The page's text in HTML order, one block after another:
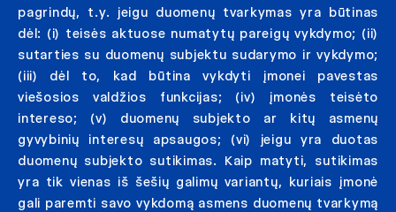
pagrindų, t.y. jeigu duomenų tvarkymas yra būtinas
dėl: (i) teisės aktuose numatytų pareigų vykdymo; (ii)
sutarties su duomenų subjektu sudarymo ir vykdymo;
(iii) dėl to, kad būtina vykdyti įmonei pavestas
viešosios valdžios funkcijas; (iv) įmonės teisėto
intereso; (v) duomenų subjekto ar kitų asmenų
gyvybinių interesų apsaugos; (vi) jeigu yra duotas
duomenų subjekto sutikimas. Kaip matyti, sutikimas
yra tik vienas iš šešių galimų variantų, kuriais įmonė
gali paremti savo vykdomą asmens duomenų tvarkymą